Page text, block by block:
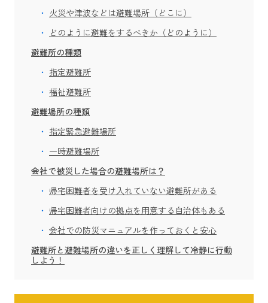
火災や津波などは避難場所（どこに）
どのように避難をするべきか（どのように）
避難所の種類
指定避難所
福祉避難所
避難場所の種類
指定緊急避難場所
一時避難場所
会社で被災した場合の避難場所は？
帰宅困難者を受け入れていない避難所がある
帰宅困難者向けの拠点を用意する自治体もある
会社での防災マニュアルを作っておくと安心
避難所と避難場所の違いを正しく理解して冷静に行動
しよう！